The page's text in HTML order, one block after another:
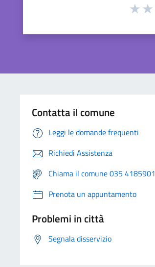
Contatta il comune
Leggi le domande frequenti
Richiedi Assistenza
Chiama il comune 035 4185901
Prenota un appuntamento
Problemi in città
Segnala disservizio